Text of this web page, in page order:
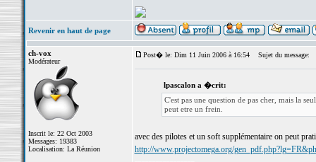
Revenir en haut de page
ch-vox
Modérateur
Inscrit le: 22 Oct 2003
Messages: 19383
Localisation: La Réunion
Post� le: Dim 11 Juin 2006 à 16:54 Sujet du message:
lpascalon a �crit:
C'est pas une question de pas cher, mais la
peut etre un frein.
avec des pilotes et un soft supplémentaire on peut
http://www.projectomega.org/